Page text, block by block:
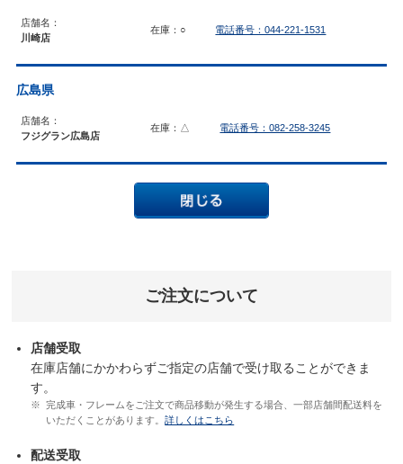
店舗名：
川崎店
在庫：○ 電話番号：044-221-1531
広島県
店舗名：
フジグラン広島店
在庫：△ 電話番号：082-258-3245
ご注文について
店舗受取
在庫店舗にかかわらずご指定の店舗で受け取ることができま
す。
完成車・フレームをご注文で商品移動が発生する場合、一部店舗間配送料を
いただくことがあります。詳しくはこちら
配送受取